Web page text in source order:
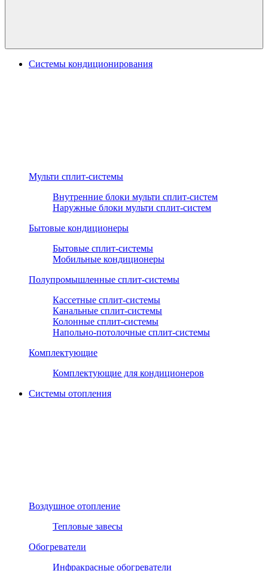
Системы кондиционирования
Мульти сплит-системы
Внутренние блоки мульти сплит-систем
Наружные блоки мульти сплит-систем
Бытовые кондиционеры
Бытовые сплит-системы
Мобильные кондиционеры
Полупромышленные сплит-системы
Кассетные сплит-системы
Канальные сплит-системы
Колонные сплит-системы
Напольно-потолочные сплит-системы
Комплектующие
Комплектующие для кондиционеров
Системы отопления
Воздушное отопление
Тепловые завесы
Обогреватели
Инфракрасные обогреватели